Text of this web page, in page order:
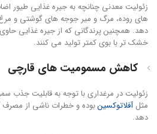
زئولیت معدنی چنانچه به جیره غذایی طیور
های روده، مرگ و میر جوجه های گوشتی و
دهد. همچنین پرندگانی که از جیره غذایی
خشک تر با بوی کمتر تولید می کنند.
کاهش مسمومیت های قارچی
زئولیت در مرغداری با توجه به قابلیت جذب
مثلآفلاتوکسینبوده و خطرات ناشی از
دهد.